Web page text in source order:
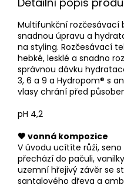
Multifunkční rozčesávací
snadnou úpravu a
na styling. Rozčesávací
hebké, lesklé a snadno
správnou dávku
3, 6 a 9 a Hydropom® s
vlasy chrání před
pH 4,2
🖤 vonná kompozice
V úvodu ucítíte růži,
přechází do pačuli,
uzemní hřejivý závěr se
santalového dřeva a